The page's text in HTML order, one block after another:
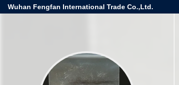
Wuhan Fengfan International Trade Co.,Ltd.